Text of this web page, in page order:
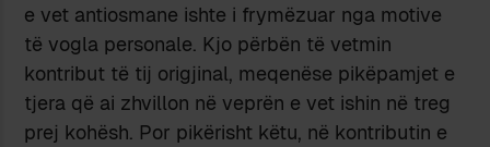
e vet antiosmane ishte i frymëzuar nga motive
të vogla personale. Kjo përbën të vetmin
kontribut të tij origjinal, meqenëse pikëpamjet e
tjera që ai zhvillon në veprën e vet ishin në treg
prej kohësh. Por pikërisht këtu, në kontributin e